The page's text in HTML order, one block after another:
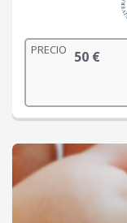
PRECIO 50 €